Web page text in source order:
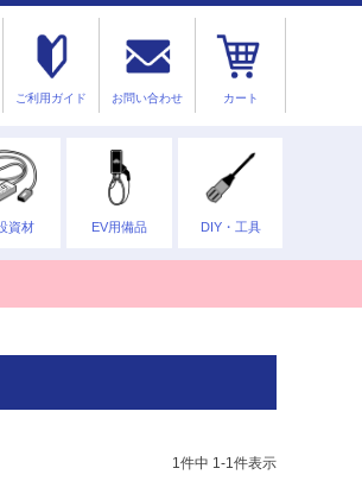
ご利用ガイド お問い合わせ カート
資材 EV用備品 DIY・工具
1件中 1-1件表示